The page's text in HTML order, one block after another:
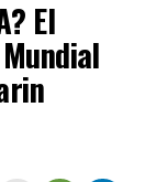
destacan:
FIFA dentro de
York.
El